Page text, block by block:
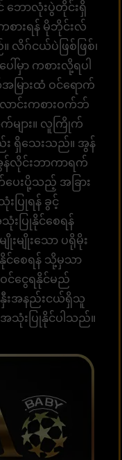
ဘောလုံးပွဲတိုင်းရှိ
ားရန် မိုဘိုင်းလ်
လိဂ်ငယ်ပဲဖြစ်ဖြစ်၊
ါ်မှာ ကစားလို့ရပါ
မြားထံ ဝင်ရောက်
ာင်းကစားဝက်ဘ်
ျား။ လူကြိုက်
ည်း ရှိသေးသည်။ အွန်
အွန်လိုင်းဘာကာရက်
းပို့သည့် အခြား
ပြုရန် ခွင့်
းပြုနိုင်စေရန်
းမျိုးသော ပရိုမိုး
နိုင်စေရန် သို့မှသာ
င်ငွေရနိုင်မည်
နှီးအနည်းငယ်ရှိသူ
သုံးပြုနိုင်ပါသည်။